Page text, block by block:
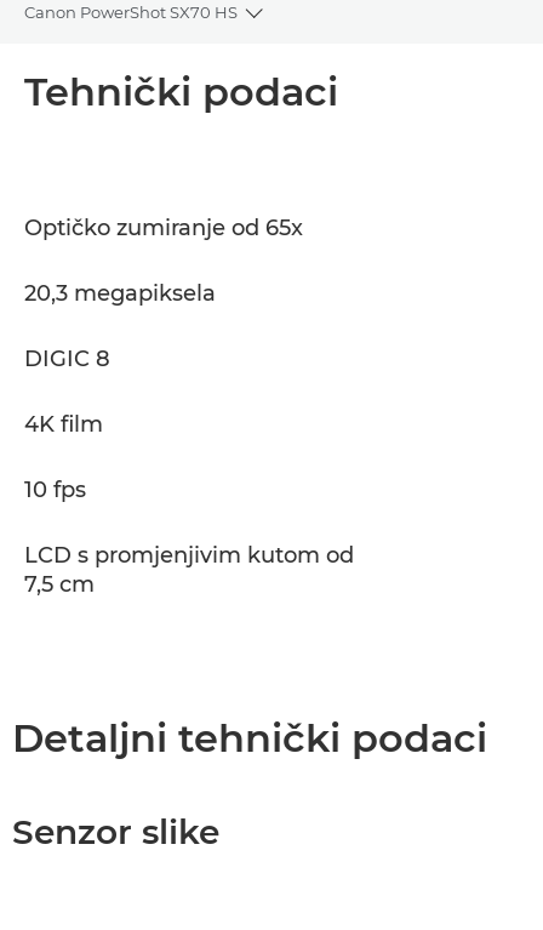
Canon PowerShot SX70 HS
Toggle breadcrumbs
Tehnički podaci
Optičko zumiranje od 65x
20,3 megapiksela
DIGIC 8
4K film
10 fps
LCD s promjenjivim kutom od
7,5 cm
Detaljni tehnički podaci
Senzor slike